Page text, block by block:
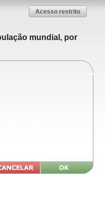
Acesso restrito
mundial, por